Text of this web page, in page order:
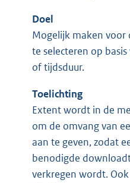
Doel
Mogelijk maken
te selecteren op
of tijdsduur.
Toelichting
Extent wordt in de
om de omvang van
aan te geven, zodat
benodigde
verkregen wordt.